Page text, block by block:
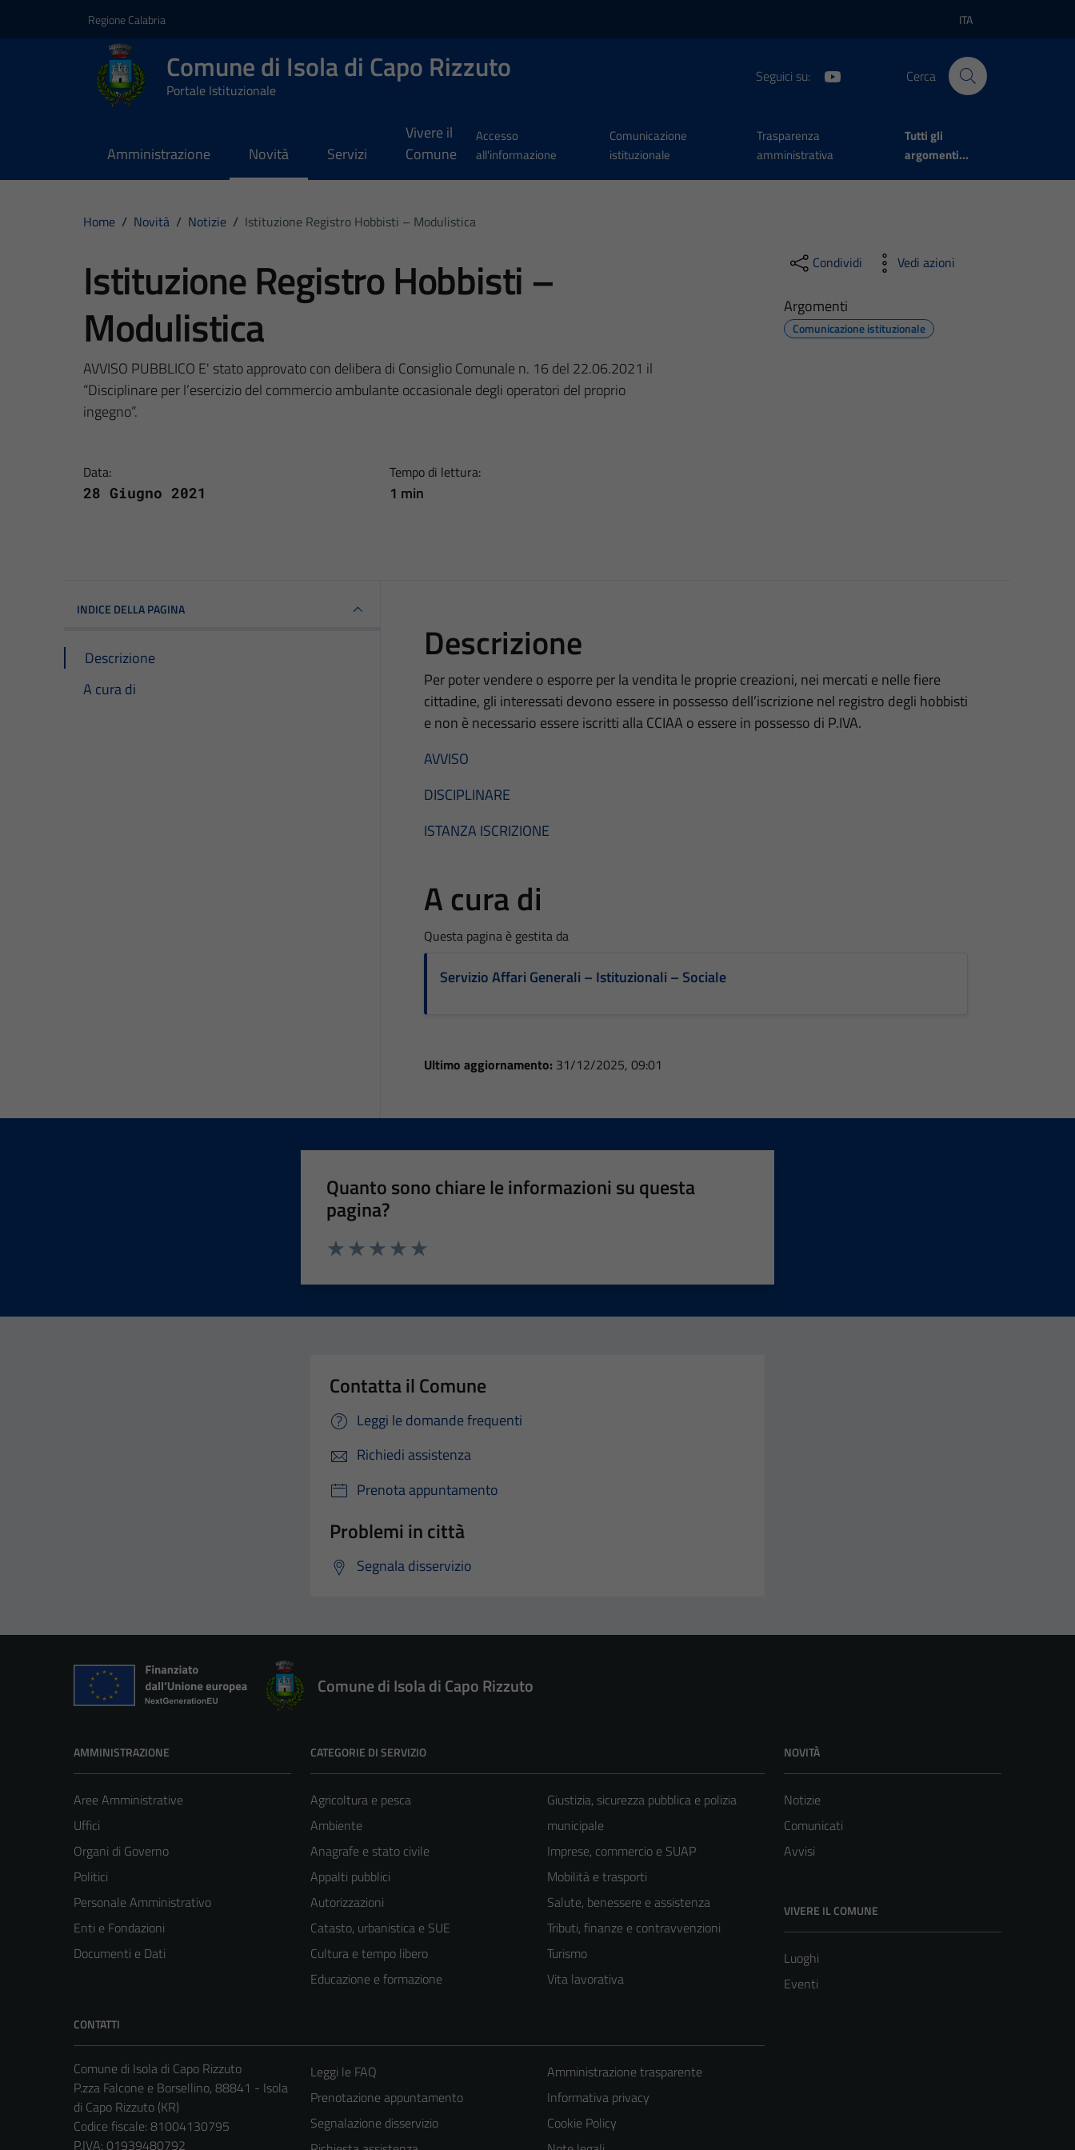
Regione Calabria Lingua attiva:
ITA
Comune di Isola di Capo Rizzuto
Portale Istituzionale
Seguici su: Cerca
Amministrazione Novità Servizi
Vivere il
Comune
Accesso
all'informazione
Comunicazione
istituzionale
Trasparenza
amministrativa
Tutti gli
argomenti...
Home / Novità / Notizie / Istituzione Registro Hobbisti – Modulistica
Istituzione Registro Hobbisti –
Modulistica
AVVISO PUBBLICO E' stato approvato con delibera di Consiglio Comunale n. 16 del 22.06.2021 il
“Disciplinare per l’esercizio del commercio ambulante occasionale degli operatori del proprio
ingegno”.
Data:
28 Giugno 2021
Tempo di lettura:
1 min
Condividi Vedi azioni
Argomenti
Comunicazione istituzionale
INDICE DELLA PAGINA
Descrizione
A cura di
Descrizione
Per poter vendere o esporre per la vendita le proprie creazioni, nei mercati e nelle fiere
cittadine, gli interessati devono essere in possesso dell’iscrizione nel registro degli hobbisti
e non è necessario essere iscritti alla CCIAA o essere in possesso di P.IVA.
AVVISO
DISCIPLINARE
ISTANZA ISCRIZIONE
A cura di
Questa pagina è gestita da
Servizio Affari Generali – Istituzionali – Sociale
Ultimo aggiornamento: 31/12/2025, 09:01
Quanto sono chiare le informazioni su questa
pagina?
Contatta il Comune
Leggi le domande frequenti
Richiedi assistenza
Prenota appuntamento
Problemi in città
Segnala disservizio
Comune di Isola di Capo Rizzuto
AMMINISTRAZIONE
Aree Amministrative
Uffici
Organi di Governo
Politici
Personale Amministrativo
Enti e Fondazioni
Documenti e Dati
CATEGORIE DI SERVIZIO
Agricoltura e pesca
Ambiente
Anagrafe e stato civile
Appalti pubblici
Autorizzazioni
Catasto, urbanistica e SUE
Cultura e tempo libero
Educazione e formazione
Giustizia, sicurezza pubblica e polizia
municipale
Imprese, commercio e SUAP
Mobilità e trasporti
Salute, benessere e assistenza
Tributi, finanze e contravvenzioni
Turismo
Vita lavorativa
NOVITÀ
Notizie
Comunicati
Avvisi
VIVERE IL COMUNE
Luoghi
Eventi
CONTATTI
Comune di Isola di Capo Rizzuto
P.zza Falcone e Borsellino, 88841 - Isola
di Capo Rizzuto (KR)
Codice fiscale: 81004130795
P.IVA: 01939480792
Leggi le FAQ
Prenotazione appuntamento
Segnalazione disservizio
Amministrazione trasparente
Informativa privacy
Cookie Policy